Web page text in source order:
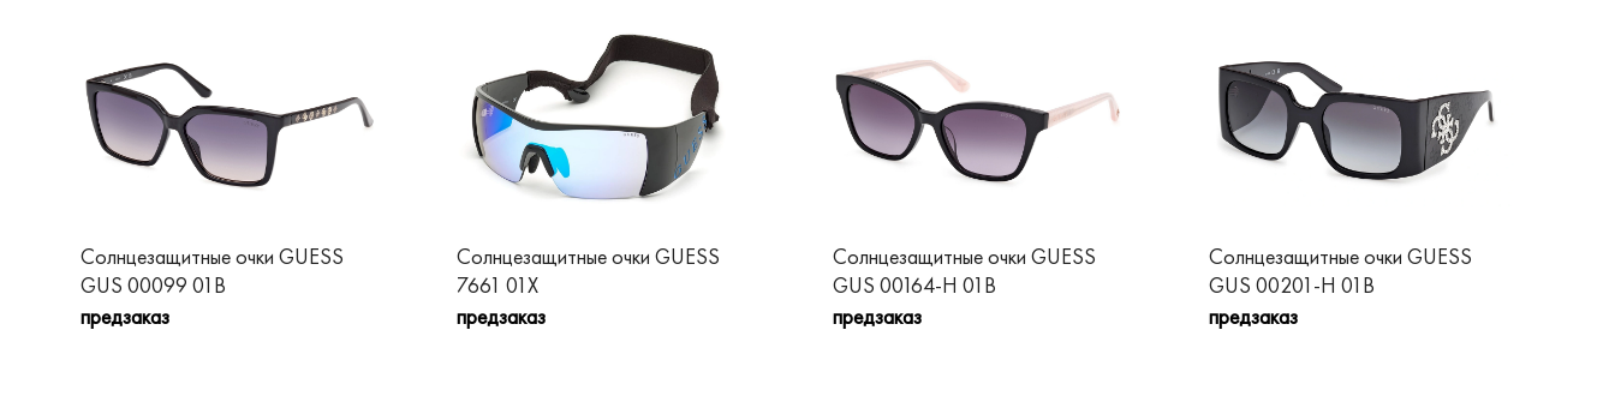
Солнцезащитные очки GUESS
GUS 00099 01B
предзаказ
Солнцезащитные очки GUESS
7661 01X
предзаказ
Солнцезащитные очки GUESS
GUS 00164-H 01B
предзаказ
Солнцезащитные очки GUESS
GUS 00201-H 01B
предзаказ